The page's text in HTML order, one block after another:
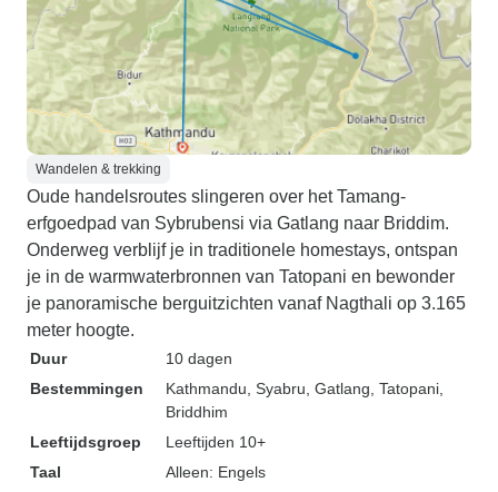
Wandelen & trekking
Oude handelsroutes slingeren over het Tamang-
erfgoedpad van Sybrubensi via Gatlang naar Briddim.
Onderweg verblijf je in traditionele homestays, ontspan
je in de warmwaterbronnen van Tatopani en bewonder
je panoramische berguitzichten vanaf Nagthali op 3.165
meter hoogte.
Duur
10 dagen
Bestemmingen
Kathmandu , Syabru , Gatlang , Tatopani
Briddhim
Leeftijdsgroep
Leeftijden 10+
Taal
Alleen: Engels